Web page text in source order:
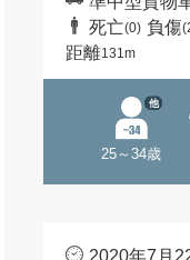
死亡(0) 負傷
距離131m
25～34歳
他
2020年7月